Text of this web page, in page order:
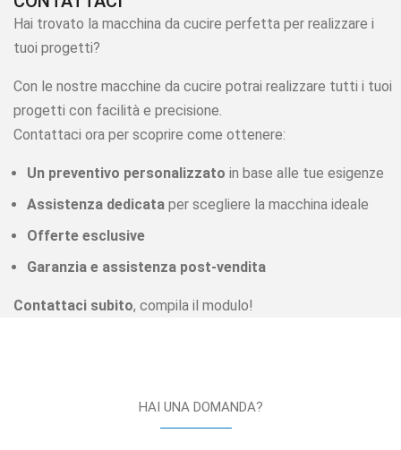
Hai trovato la macchina da cucire perfetta per realizzare i
tuoi progetti?
Con le nostre macchine da cucire potrai realizzare tutti i tuoi
progetti con facilità e precisione.
Contattaci ora per scoprire come ottenere:
Un preventivo personalizzato in base alle tue esigenze
Assistenza dedicata per scegliere la macchina ideale
Offerte esclusive
Garanzia e assistenza post-vendita
Contattaci subito, compila il modulo!
HAI UNA DOMANDA?